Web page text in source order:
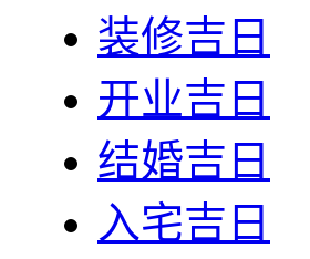
装修吉日
开业吉日
结婚吉日
入宅吉日